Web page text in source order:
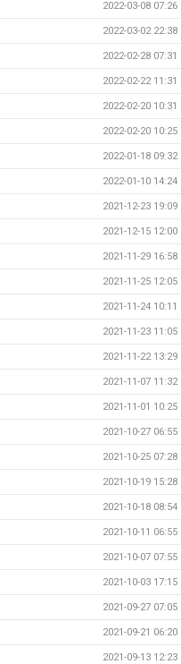
2022-03-08 07:26
2022-03-02 22:38
2022-02-28 07:31
2022-02-22 11:31
2022-02-20 10:31
2022-02-20 10:25
2022-01-18 09:32
2022-01-10 14:24
2021-12-23 19:09
2021-12-15 12:00
2021-11-29 16:58
2021-11-25 12:05
2021-11-24 10:11
2021-11-23 11:05
2021-11-22 13:29
2021-11-07 11:32
2021-11-01 10:25
2021-10-27 06:55
2021-10-25 07:28
2021-10-19 15:28
2021-10-18 08:54
2021-10-11 06:55
2021-10-07 07:55
2021-10-03 17:15
2021-09-27 07:05
2021-09-21 06:20
2021-09-13 12:23